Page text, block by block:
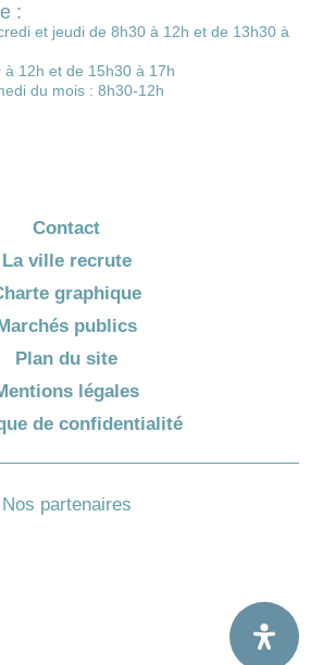
:
et jeudi de 8h30 à 12h et de 13h30 à
12h et de 15h30 à 17h
du mois : 8h30-12h
Contact
La ville recrute
graphique
Marchés publics
Plan du site
légales
de confidentialité
Nos partenaires